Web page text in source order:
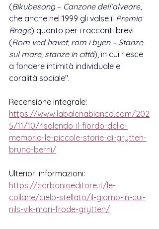
(Bikubesong – Canzone dell’alveare,
che anche nel 1999 gli valse il Premio
Brage) quanto per i racconti brevi
(Rom ved havet, rom i byen – Stanze
sul mare, stanze in città), in cui riesce
a fondere intimità individuale e
coralità sociale".
Recensione integrale:
https://www.labalenabianca.com/202
5/11/10/risalendo-il-fiordo-della-
memoria-le-piccole-storie-di-grytten-
bruno-berni/
Ulteriori informazioni:
https://carbonioeditore.it/le-
collane/cielo-stellato/il-giorno-in-cui-
nils-vik-mori-frode-grytten/